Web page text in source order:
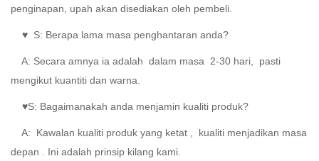
penginapan, upah akan disediakan oleh pembeli.
♥ S: Berapa lama masa penghantaran anda?
A: Secara amnya ia adalah dalam masa 2-30 hari, pasti
mengikut kuantiti dan warna.
♥S: Bagaimanakah anda menjamin kualiti produk?
A: Kawalan kualiti produk yang ketat , kualiti menjadikan masa
depan . Ini adalah prinsip kilang kami.